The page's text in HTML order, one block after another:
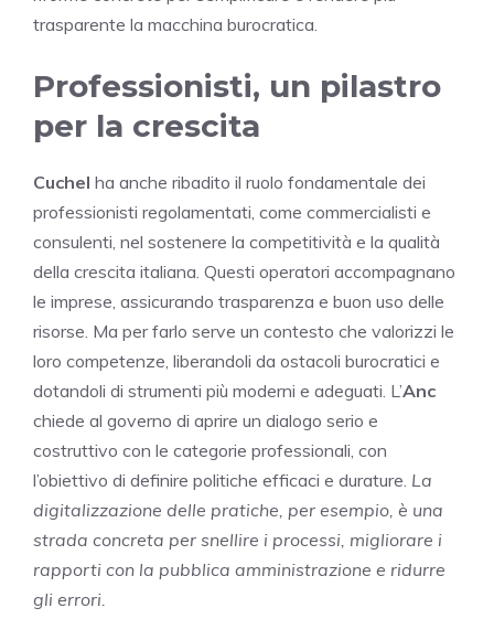
trasparente la macchina burocratica.
Professionisti, un pilastro
per la crescita
Cuchel ha anche ribadito il ruolo fondamentale dei
professionisti regolamentati, come commercialisti e
consulenti, nel sostenere la competitività e la qualità
della crescita italiana. Questi operatori accompagnano
le imprese, assicurando trasparenza e buon uso delle
risorse. Ma per farlo serve un contesto che valorizzi le
loro competenze, liberandoli da ostacoli burocratici e
dotandoli di strumenti più moderni e adeguati. L’Anc
chiede al governo di aprire un dialogo serio e
costruttivo con le categorie professionali, con
l’obiettivo di definire politiche efficaci e durature. La
digitalizzazione delle pratiche, per esempio, è una
strada concreta per snellire i processi, migliorare i
rapporti con la pubblica amministrazione e ridurre
gli errori.